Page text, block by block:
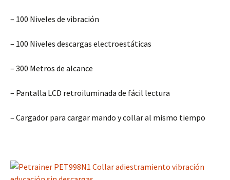
– 100 Niveles de vibración
– 100 Niveles descargas electroestáticas
– 300 Metros de alcance
– Pantalla LCD retroiluminada de fácil lectura
– Cargador para cargar mando y collar al mismo tiempo